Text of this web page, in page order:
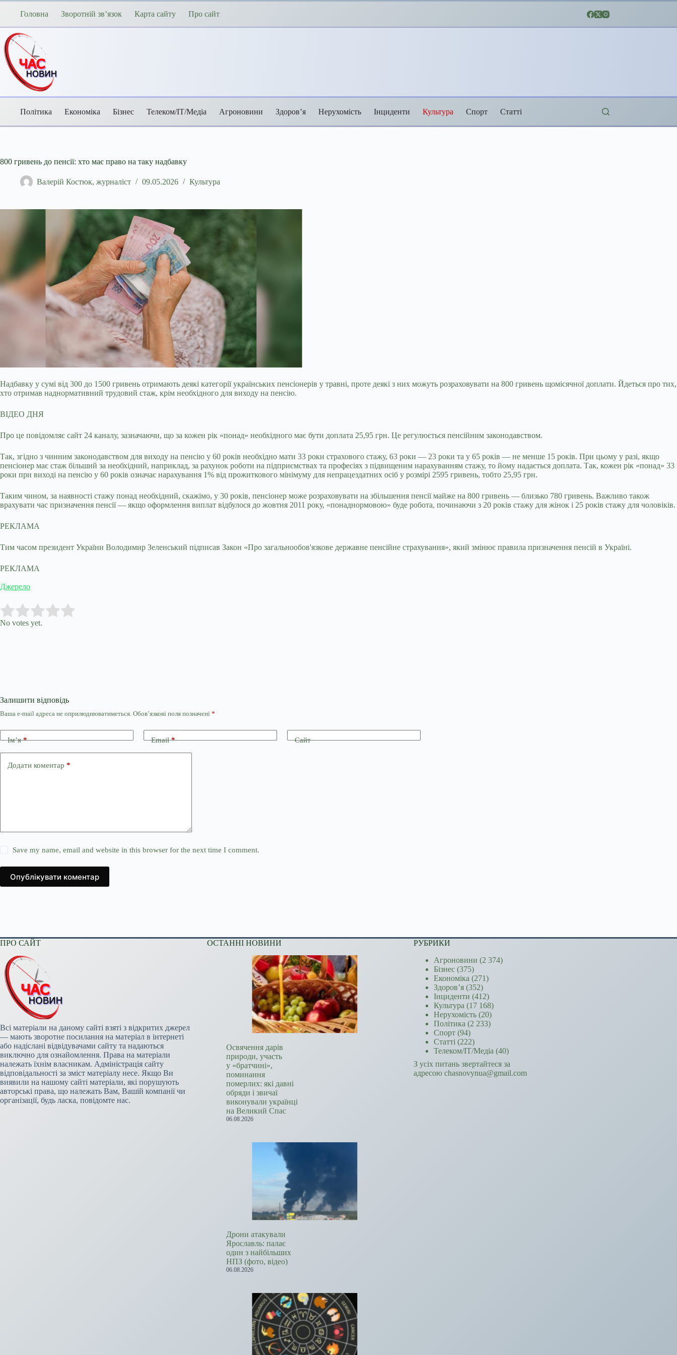
Перейти
Головна Зворотній зв’язок Карта сайту Про сайт
Політика Економіка Бізнес Телеком/ІТ/Медіа Агроновини Здоров’я Нерухомість Інциденти Культура Спорт Статті
800 гривень до пенсії: хто має право на таку надбавку
Валерій Костюк, журналіст 09.05.2026 Культура
Надбавку у сумі від 300 до 1500 гривень отримають деякі категорії українських пенсіонерів у травні, проте деякі з них можуть розраховувати на 800 гривень щомісячної доплати. Йдеться про тих,
хто отримав наднормативний трудовий стаж, крім необхідного для виходу на пенсію.
ВІДЕО ДНЯ
Про це повідомляє сайт 24 каналу, зазначаючи, що за кожен рік «понад» необхідного має бути доплата 25,95 грн. Це регулюється пенсійним законодавством.
Так, згідно з чинним законодавством для виходу на пенсію у 60 років необхідно мати 33 роки страхового стажу, 63 роки — 23 роки та у 65 років — не менше 15 років. При цьому у разі, якщо
пенсіонер має стаж більший за необхідний, наприклад, за рахунок роботи на підприємствах та професіях з підвищеним нарахуванням стажу, то йому надається доплата. Так, кожен рік «понад» 33
роки при виході на пенсію у 60 років означає нарахування 1% від прожиткового мінімуму для непрацездатних осіб у розмірі 2595 гривень, тобто 25,95 грн.
Таким чином, за наявності стажу понад необхідний, скажімо, у 30 років, пенсіонер може розраховувати на збільшення пенсії майже на 800 гривень — близько 780 гривень. Важливо також
врахувати час призначення пенсії — якщо оформлення виплат відбулося до жовтня 2011 року, «понаднормовою» буде робота, починаючи з 20 років стажу для жінок і 25 років стажу для чоловіків.
РЕКЛАМА
Тим часом президент України Володимир Зеленський підписав Закон «Про загальнообов'язкове державне пенсійне страхування», який змінює правила призначення пенсій в Україні.
РЕКЛАМА
Джерело
Rate this item:
No votes yet.
Залишити відповідь
Ваша e-mail адреса не оприлюднюватиметься. Обов’язкові поля позначені *
Ім’я* Email* Сайт
Додати коментар *
Save my name, email and website in this browser for the next time I comment.
Опублікувати коментар
ПРО САЙТ
Всі матеріали на даному сайті взяті з відкритих джерел
— мають зворотне посилання на матеріал в інтернеті
або надіслані відвідувачами сайту та надаються
виключно для ознайомлення. Права на матеріали
належать їхнім власникам. Адміністрація сайту
відповідальності за зміст матеріалу несе. Якщо Ви
виявили на нашому сайті матеріали, які порушують
авторські права, що належать Вам, Вашій компанії чи
організації, будь ласка, повідомте нас.
ОСТАННІ НОВИНИ
Освячення дарів
природи, участь
у «братчині»,
поминання
померлих: які давні
обряди і звичаї
виконували українці
на Великий Спас
06.08.2026
Дрони атакували
Ярославль: палає
один з найбільших
НПЗ (фото, відео)
06.08.2026
РУБРИКИ
Агроновини (2 374)
Бізнес (375)
Економіка (271)
Здоров’я (352)
Інциденти (412)
Культура (17 168)
Нерухомість (20)
Політика (2 233)
Спорт (94)
Статті (222)
Телеком/ІТ/Медіа (40)
З усіх питань звертайтеся за
адресою chasnovynua@gmail.com